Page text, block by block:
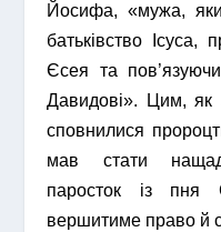
Йосифа, «мужа,
батьківство
Єсея та
Давидові». Цим, як
сповнилися
мав стати
паросток із пня
вершитиме право й